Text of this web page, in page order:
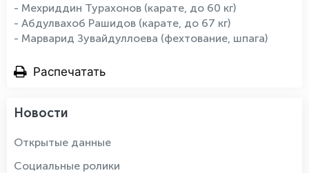
- Мехриддин Турахонов (карате, до 60 кг)
- Абдулвахоб Рашидов (карате, до 67 кг)
- Марварид Зувайдуллоева (фехтование, шпага)
Распечатать
Новости
Открытые данные
Социальные ролики